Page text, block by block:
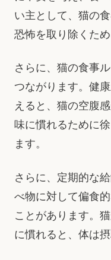
い主として、猫の
恐怖を取り除くため
さらに、猫の食事
つながります。健
えると、猫の空腹
味に慣れるために
ます。
さらに、定期的な
べ物に対して偏食
ことがあります。
に慣れると、体は